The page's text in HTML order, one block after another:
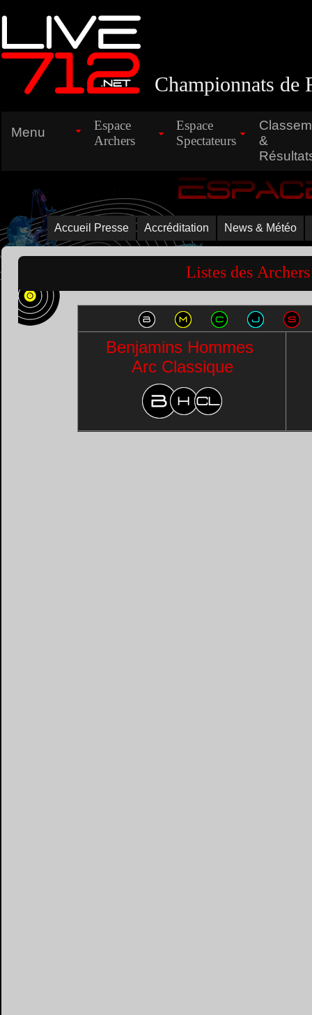
Championnats de
Menu
Espace
Archers
Espace
Spectateurs
&
Accueil Presse Accréditation News & Météo
Listes des
Benjamins Hommes
Arc Classique